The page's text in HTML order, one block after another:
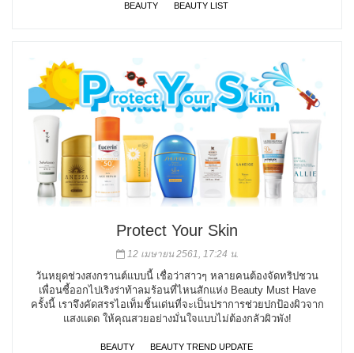
BEAUTY BEAUTY LIST
Protect Your Skin
12 เมษายน 2561, 17:24 น.
วันหยุดช่วงสงกรานต์แบบนี้ เชื่อว่าสาวๆ หลายคนต้องจัดทริปชวน
เพื่อนซี้ออกไปเริงร่าท้าลมร้อนที่ไหนสักแห่ง Beauty Must Have
ครั้งนี้ เราจึงคัดสรรไอเท็มชิ้นเด่นที่จะเป็นปราการช่วยปกป้องผิวจาก
แสงแดด ให้คุณสวยอย่างมั่นใจแบบไม่ต้องกลัวผิวพัง!
BEAUTY BEAUTY TREND UPDATE